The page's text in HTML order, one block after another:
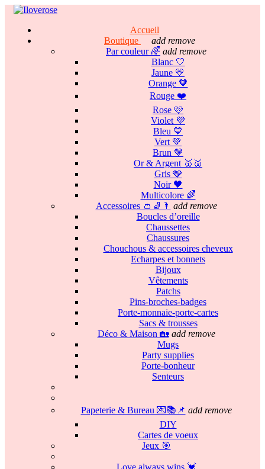
Accueil
Boutique
add remove
Par couleur 🌈 add remove
Blanc 🤍
Jaune 💛
Orange 🧡
Rouge ❤️
Rose 🩷
Violet 💜
Bleu 💙
Vert 💚
Brun 🤎
Or & Argent 🥇🥈
Gris 🩶
Noir 🖤
Multicolore 🌈
Accessoires 👛🧦🌂 add remove
Boucles d’oreille
Chaussettes
Chaussures
Chouchous & accessoires cheveux
Echarpes et bonnets
Bijoux
Vêtements
Patchs
Pins-broches-badges
Porte-monnaie-porte-cartes
Sacs & trousses
Déco & Maison 🏡 add remove
Mugs
Party supplies
Porte-bonheur
Senteurs
Papeterie & Bureau 💌📚📌 add remove
DIY
Cartes de voeux
Jeux 🎯
Love always wins 💓